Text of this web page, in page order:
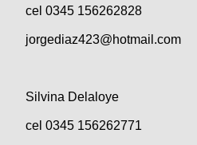
cel 0345 156262828
jorgediaz423@hotmail.com
Silvina Delaloye
cel 0345 156262771